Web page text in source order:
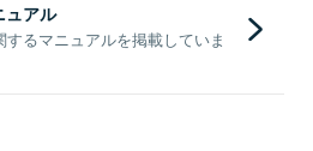
ュアル
るマニュアルを掲載していま